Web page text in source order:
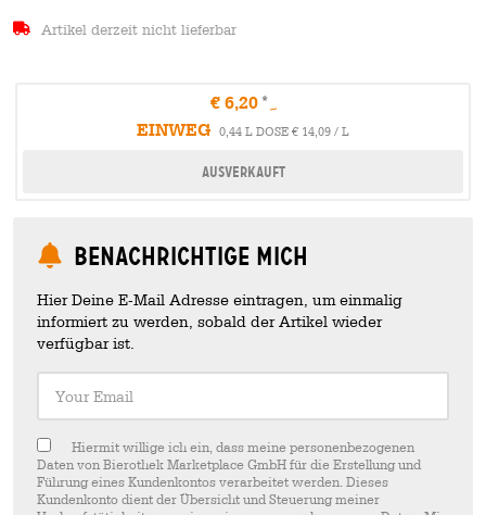
Artikel derzeit nicht lieferbar
€ 6,20
EINWEG
0,44 L DOSE € 14,09 / L
Ausverkauft
Benachrichtige mich
Hier Deine E-Mail Adresse eintragen, um einmalig
informiert zu werden, sobald der Artikel wieder
verfügbar ist.
Hiermit willige ich ein, dass meine personenbezogenen
Daten von Bierothek Marketplace GmbH für die Erstellung und
Führung eines Kundenkontos verarbeitet werden. Dieses
Kundenkonto dient der Übersicht und Steuerung meiner